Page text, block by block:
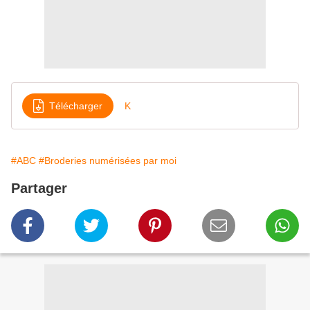
Télécharger K
#ABC #Broderies numérisées par moi
Partager